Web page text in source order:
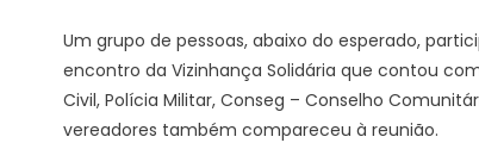
Um grupo de pessoas, abaixo do esperado,
encontro da Vizinhança Solidária que contou
Civil, Polícia Militar, Conseg – Conselho
vereadores também compareceu à reunião.